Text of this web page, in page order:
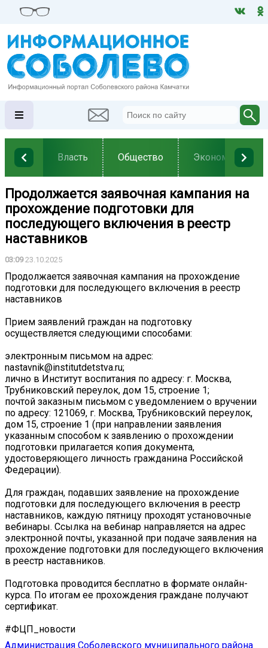
Власть Общество Экономика
Продолжается заявочная кампания на
прохождение подготовки для
последующего включения в реестр
наставников
03:0923.10.2025
Продолжается заявочная кампания на прохождение
подготовки для последующего включения в реестр
наставников
Прием заявлений граждан на подготовку
осуществляется следующими способами:
электронным письмом на адрес:
nastavnik@institutdetstva.ru;
лично в Институт воспитания по адресу: г. Москва,
Трубниковский переулок, дом 15, строение 1;
почтой заказным письмом с уведомлением о вручении
по адресу: 121069, г. Москва, Трубниковский переулок,
дом 15, строение 1 (при направлении заявления
указанным способом к заявлению о прохождении
подготовки прилагается копия документа,
удостоверяющего личность гражданина Российской
Федерации).
Для граждан, подавших заявление на прохождение
подготовки для последующего включения в реестр
наставников, каждую пятницу проходят установочные
вебинары. Ссылка на вебинар направляется на адрес
электронной почты, указанной при подаче заявления на
прохождение подготовки для последующего включения
в реестр наставников.
Подготовка проводится бесплатно в формате онлайн-
курса. По итогам ее прохождения граждане получают
сертификат.
#ФЦП_новости
Администрация Соболевского муниципального района